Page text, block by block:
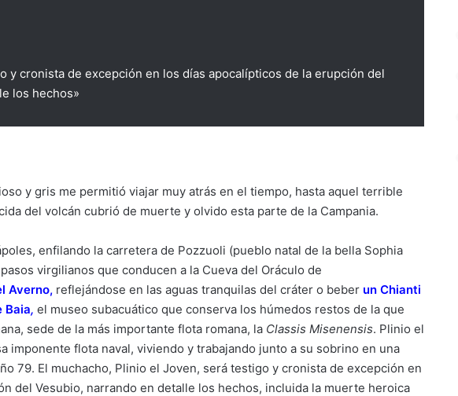
y cronista de excepción en los días apocalípticos de la erupción del
los hechos»
y gris me permitió viajar muy atrás en el tiempo, hasta aquel terrible
del volcán cubrió de muerte y olvido esta parte de la Campania.
enfilando la carretera de Pozzuoli (pueblo natal de la bella Sophia
virgilianos que conducen a la Cueva del Oráculo de
Averno, reflejándose en las aguas tranquilas del cráter o beber un Chianti
Baia, el museo subacuático que conserva los húmedos restos de la que
sede de la más importante flota romana, la Classis Misenensis. Plinio el
imponente flota naval, viviendo y trabajando junto a su sobrino en una
79. El muchacho, Plinio el Joven, será testigo y cronista de excepción en
del Vesubio, narrando en detalle los hechos, incluida la muerte heroica